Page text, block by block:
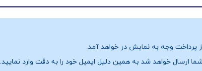
از پرداخت وجه به نمایش در خواهد آمد.
ارسال خواهد شد به همین دلیل ایمیل خود را به دقت وارد نمایید.